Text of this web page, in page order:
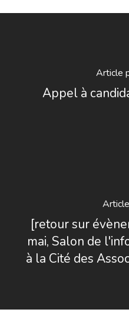
Article
Appel à
[retour sur
mai, Salon de
à la Cité des